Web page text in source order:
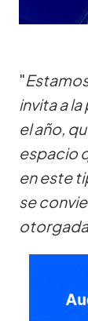
"
invita a
el año,
espacio
en este
se
otorgada